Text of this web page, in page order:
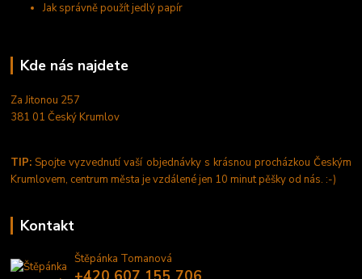
Jak správně použít jedlý papír
Kde nás najdete
Za Jitonou 257
381 01 Český Krumlov
TIP: Spojte vyzvednutí vaší objednávky s krásnou procházkou Českým
Krumlovem, centrum města je vzdálené jen 10 minut pěšky od nás. :-)
Kontakt
Štěpánka Tomanová